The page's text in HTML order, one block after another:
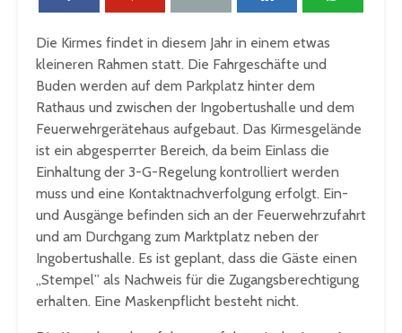
Die Kirmes findet in diesem Jahr in einem etwas
kleineren Rahmen statt. Die Fahrgeschäfte und
Buden werden auf dem Parkplatz hinter dem
Rathaus und zwischen der Ingobertushalle und dem
Feuerwehrgerätehaus aufgebaut. Das Kirmesgelände
ist ein abgesperrter Bereich, da beim Einlass die
Einhaltung der 3-G-Regelung kontrolliert werden
muss und eine Kontaktnachverfolgung erfolgt. Ein-
und Ausgänge befinden sich an der Feuerwehrzufahrt
und am Durchgang zum Marktplatz neben der
Ingobertushalle. Es ist geplant, dass die Gäste einen
„Stempel” als Nachweis für die Zugangsberechtigung
erhalten. Eine Maskenpflicht besteht nicht.